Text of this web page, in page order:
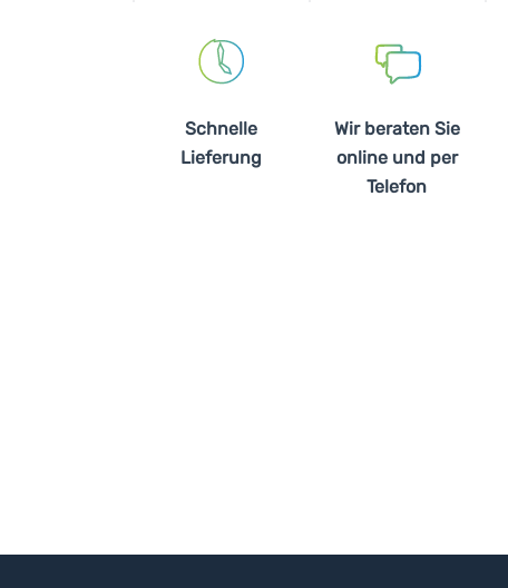
Schnelle
Lieferung
Wir beraten Sie
online und per
Telefon